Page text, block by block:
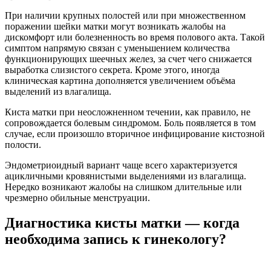
При наличии крупных полостей или при множественном
поражении шейки матки могут возникать жалобы на
дискомфорт или болезненность во время полового акта. Такой
симптом напрямую связан с уменьшением количества
функционирующих шеечных желез, за счет чего снижается
выработка слизистого секрета. Кроме этого, иногда
клиническая картина дополняется увеличением объёма
выделений из влагалища.
Киста матки при неосложненном течении, как правило, не
сопровождается болевым синдромом. Боль появляется в том
случае, если произошло вторичное инфицирование кистозной
полости.
Эндометриоидный вариант чаще всего характеризуется
ацикличными кровянистыми выделениями из влагалища.
Нередко возникают жалобы на слишком длительные или
чрезмерно обильные менструации.
Диагностика кисты матки — когда
необходима запись к гинекологу?